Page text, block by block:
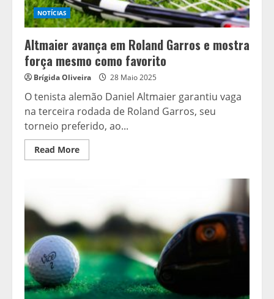
NOTÍCIAS
Altmaier avança em Roland Garros e mostra
força mesmo como favorito
Brígida Oliveira 28 Maio 2025
O tenista alemão Daniel Altmaier garantiu vaga
na terceira rodada de Roland Garros, seu
torneio preferido, ao...
Read MoreRead
more
Garros
e
mostra
força
mesmo
como
favorito